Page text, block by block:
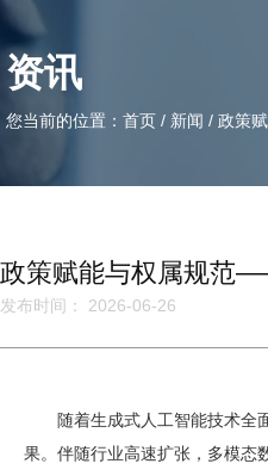
资讯
您当前的位置：首页 / 新闻 / 政策
政策赋能与权属规范
发布时间： 2026-06-26
随着生成式人工智能技术全
果。伴随行业高速扩张，多模态